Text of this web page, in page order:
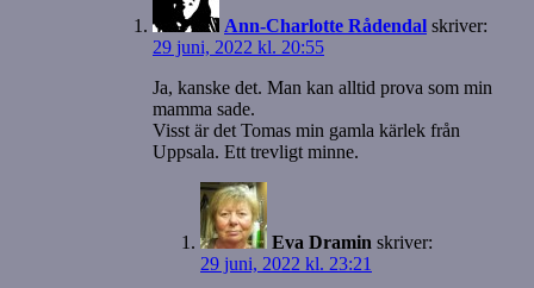
Ann-Charlotte Rådendal skriver:
29 juni, 2022 kl. 20:55
Ja, kanske det. Man kan alltid prova som min
mamma sade.
Visst är det Tomas min gamla kärlek från
Uppsala. Ett trevligt minne.
Eva Dramin skriver:
29 juni, 2022 kl. 23:21